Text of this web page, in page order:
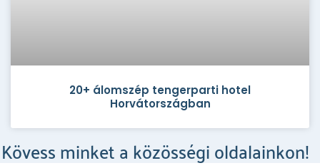
20+ álomszép tengerparti hotel
Horvátországban
Kövess minket a közösségi oldalainkon!